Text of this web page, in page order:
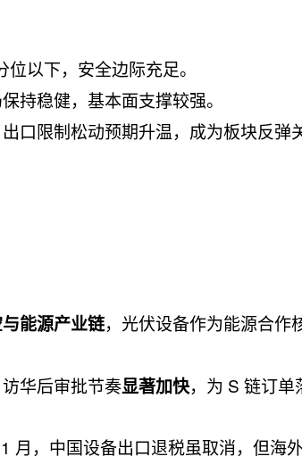
以下，安全边际充足。
持稳健，基本面支撑较强。
口限制松动预期升温，成为板块反弹
能源产业链，光伏设备作为能源合作
华后审批节奏显著加快，为 S 链订单
月，中国设备出口退税虽取消，但海